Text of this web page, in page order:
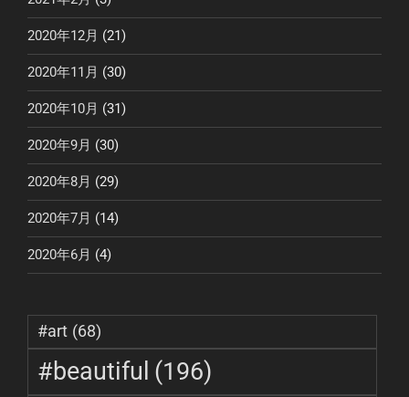
2020年12月 (21)
2020年11月 (30)
2020年10月 (31)
2020年9月 (30)
2020年8月 (29)
2020年7月 (14)
2020年6月 (4)
#art (68)
#beautiful (196)